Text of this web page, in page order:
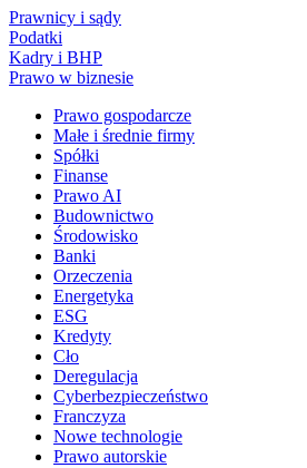
Prawnicy i sądy
Podatki
Kadry i BHP
Prawo w biznesie
Prawo gospodarcze
Małe i średnie firmy
Spółki
Finanse
Prawo AI
Budownictwo
Środowisko
Banki
Orzeczenia
Energetyka
ESG
Kredyty
Cło
Deregulacja
Cyberbezpieczeństwo
Franczyza
Nowe technologie
Prawo autorskie